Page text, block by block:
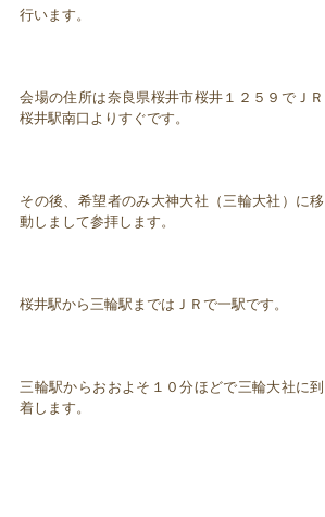
行います。
会場の住所は奈良県桜井市桜井１２５９でＪＲ
桜井駅南口よりすぐです。
その後、希望者のみ大神大社（三輪大社）に移
動しまして参拝します。
桜井駅から三輪駅まではＪＲで一駅です。
三輪駅からおおよそ１０分ほどで三輪大社に到
着します。